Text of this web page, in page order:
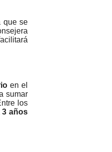
que se
en el
sumar
los
3 años